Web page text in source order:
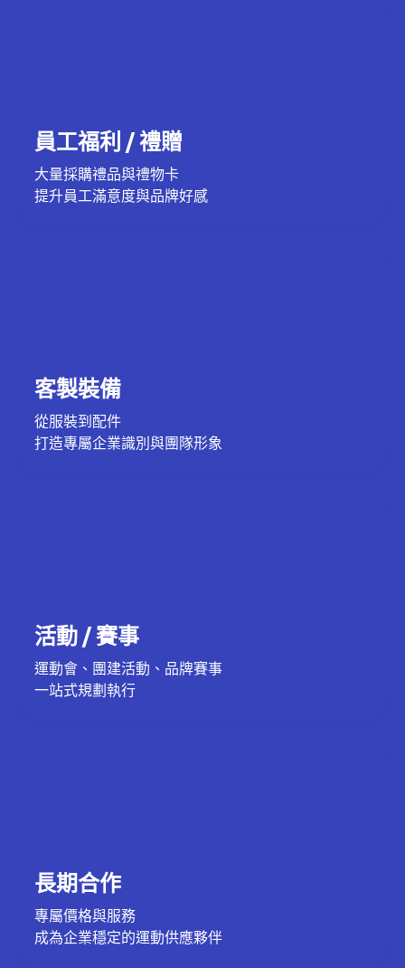
員工福利 / 禮贈
大量採購禮品與禮物卡
提升員工滿意度與品牌好感
客製裝備
從服裝到配件
打造專屬企業識別與團隊形象
活動 / 賽事
運動會、團建活動、品牌賽事
一站式規劃執行
長期合作
專屬價格與服務
成為企業穩定的運動供應夥伴